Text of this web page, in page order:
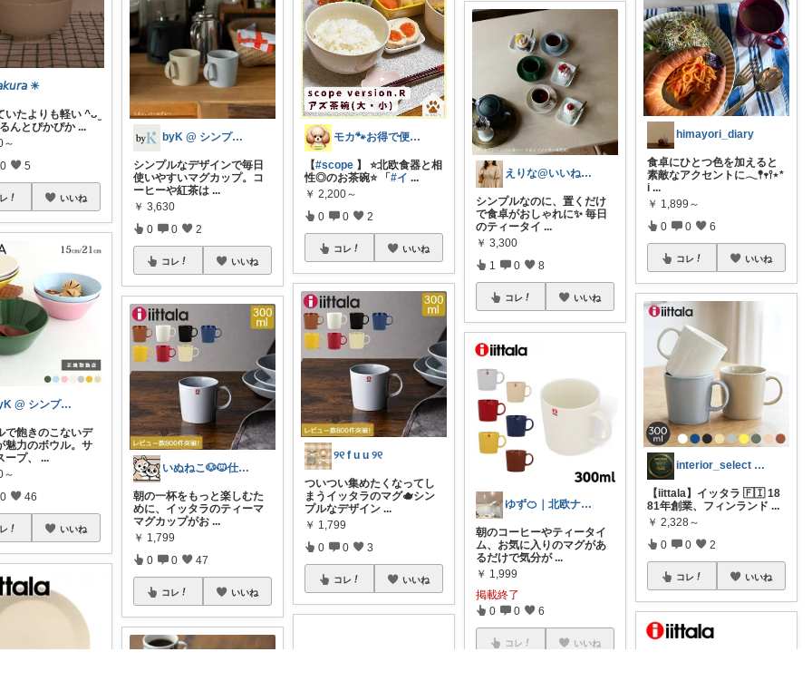
☀︎
いたよりも軽い ^ᴗ
んとぴかぴか ...
～
0 5
いいね
byK @ シンプル好き
で飽きのこないデ
魅力のボウル。サ
プ、
...
～
0 46
いいね
byK @ シンプル好き
シンプルなデザインで毎日
使いやすいマグカップ。コ
ーヒーや紅茶は ...
￥ 3,630
0 0 2
コレ いいね
いぬねこ🐶🐱仕事も暮らしも楽しく☺︎
朝の一杯をもっと楽しむた
めに、イッタラのティーマ
マグカップがお ...
￥ 1,799
0 0 47
コレ いいね
モカ🐾お得で便利💛犬とのおうち時間
【#scope 】 ⭐️北欧食器と相
性◎のお茶碗⭐️ 「#イ ...
￥ 2,200～
0 0 2
コレ いいね
୨୧ f u u ୨୧
ついつい集めたくなってし
まうイッタラのマグ🫖シン
プルなデザイン ...
￥ 1,799
0 0 3
コレ いいね
えりな@いいね100%バック💓
シンプルなのに、置くだけ
で食卓がおしゃれに✨ 毎日
のティータイ ...
￥ 3,300
1 0 8
コレ いいね
ゆず🍊｜北欧ナチュラルインテリア
朝のコーヒーやティータイ
ム、お気に入りのマグがあ
るだけで気分が ...
￥ 1,999
掲載終了
0 0 6
コレ いいね
himayori_diary
食卓にひとつ色を加えると
素敵なアクセントに𓂃𖤥𖥧𖥣⋆*
i ...
￥ 1,899～
0 0 6
コレ いいね
interior_select 家具雑貨
【iittala】イッタラ 🇫🇮 18
81年創業、フィンランド ...
￥ 2,328～
0 0 2
コレ いいね